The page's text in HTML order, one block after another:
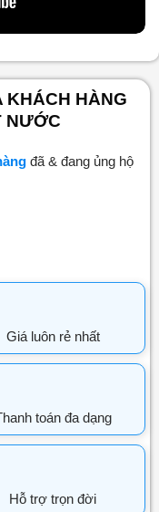
KHÁCH HÀNG
NƯỚC
đã & đang ủng hộ
Giá luôn rẻ nhất
toán đa dạng
Hỗ trợ trọn đời